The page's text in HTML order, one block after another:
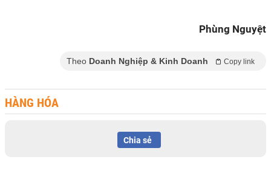
Phùng Nguyệt
Theo Doanh Nghiệp & Kinh Doanh Copy link
HÀNG HÓA
Chia sẻ